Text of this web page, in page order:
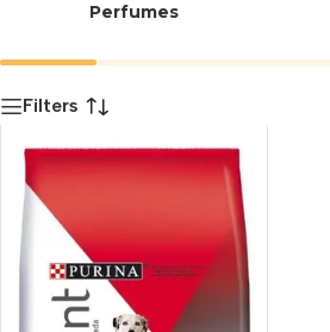
Perfumes
Filters